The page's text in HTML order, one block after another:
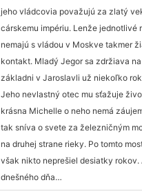
jeho vládcovia považujú za zlatý
cárskemu impériu. Lenže jednotlivé
nemajú s vládou v Moskve takmer
kontakt. Mladý Jegor sa zdržiava na
základni v Jaroslavli už niekoľko
Jeho nevlastný otec mu sťažuje
krásna Michelle o neho nemá
tak sníva o svete za železničným
na druhej strane rieky. Po tomto
však nikto neprešiel desiatky rokov.
dnešného dňa…